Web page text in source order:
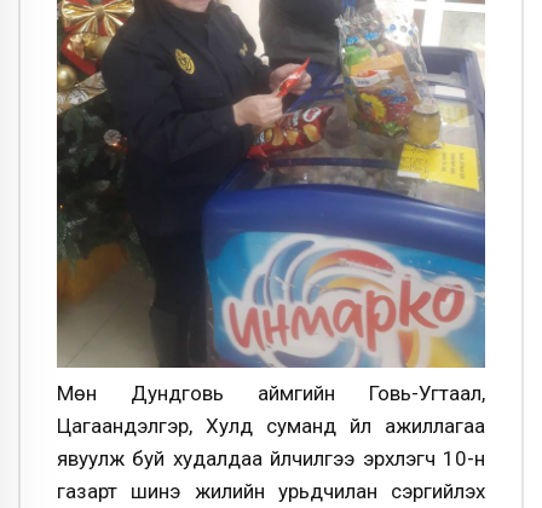
Мөн Дундговь аймгийн Говь-Угтаал,
Цагаандэлгэр, Хулд суманд үйл ажиллагаа
явуулж буй худалдаа үйлчилгээ эрхлэгч 10-н
газарт шинэ жилийн урьдчилан сэргийлэх